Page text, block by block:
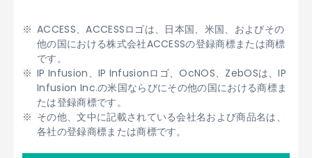
ACCESS、ACCESSロゴは、日本国、米国、およびその
他の国における株式会社ACCESSの登録商標または商標
です。
IP Infusion、IP Infusionロゴ、OcNOS、ZebOSは、IP
Infusion Inc.の米国ならびにその他の国における商標ま
たは登録商標です。
その他、文中に記載されている会社名および商品名は、
各社の登録商標または商標です。